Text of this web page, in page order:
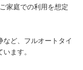
家庭での利用を想定
など、フルオートタイ
ます。